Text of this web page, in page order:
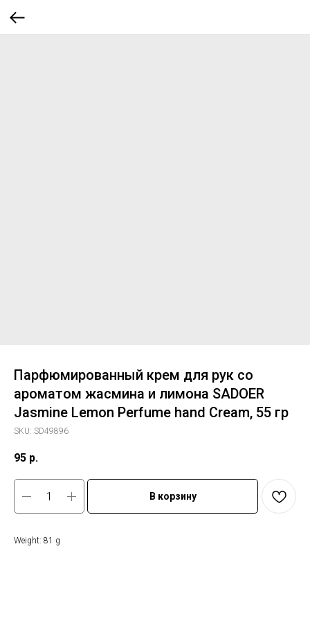
Парфюмированный крем для рук со
ароматом жасмина и лимона SADOER
Jasmine Lemon Perfume hand Cream, 55 гр
SKU: SD49896
95 р.
В корзину
Weight: 81 g